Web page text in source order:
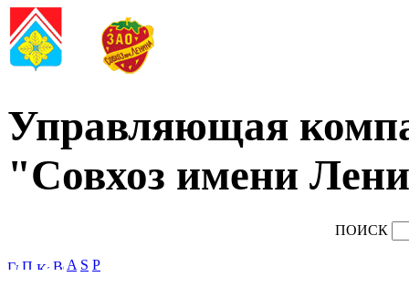
Управляющая
"Совхоз имени
ПОИСК
A S P